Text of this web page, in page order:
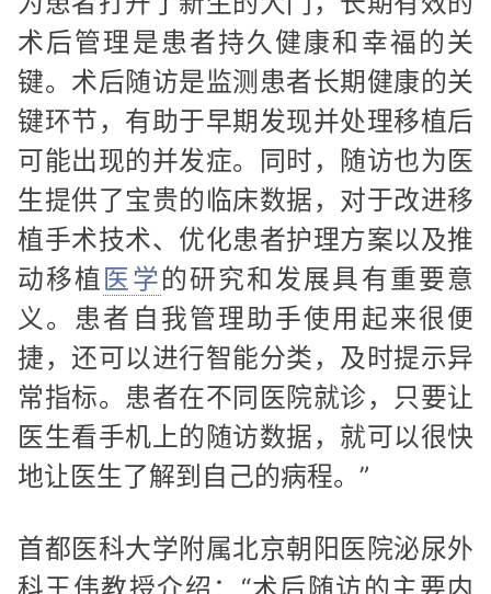
术后管理是患者持久健康和幸福的关
键。术后随访是监测患者长期健康的关
键环节，有助于早期发现并处理移植后
可能出现的并发症。同时，随访也为医
生提供了宝贵的临床数据，对于改进移
植手术技术、优化患者护理方案以及推
动移植 医学的研究和发展具有重要意
义。患者自我管理助手使用起来很便
捷，还可以进行智能分类，及时提示异
常指标。患者在不同医院就诊，只要让
医生看手机上的随访数据，就可以很快
地让医生了解到自己的病程。”
首都医科大学附属北京朝阳医院泌尿外